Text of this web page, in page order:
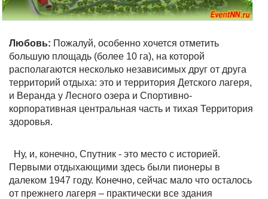
Любовь: Пожалуй, особенно хочется отметить
большую площадь (более 10 га), на которой
располагаются несколько независимых друг от друга
территорий отдыха: это и территория Детского лагеря,
и Веранда у Лесного озера и Спортивно-
корпоративная центральная часть и тихая Территория
здоровья.
Ну, и, конечно, Спутник - это место с историей.
Первыми отдыхающими здесь были пионеры в
далеком 1947 году. Конечно, сейчас мало что осталось
от прежнего лагеря – практически все здания